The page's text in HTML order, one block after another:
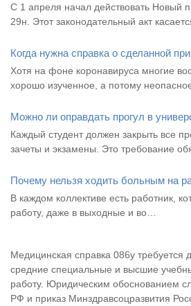
С 1 апреля начал действовать Новый
29н. Этот законодательный акт
Когда нужна справка о сделанной
Хотя на фоне коронавируса многие
хорошо изученное, а потому
Можно ли оправдать прогул в
Каждый студент должен закрыть все
зачеты и экзамены. Это требование
Почему нельзя ходить больным на
В каждом коллективе есть работник,
работу, даже в выходные и во…
Медицинская справка 086у требуется
средние специальные и высшие
работу. Юридическим обоснованием
РФ и приказ Минздравсоцразвития